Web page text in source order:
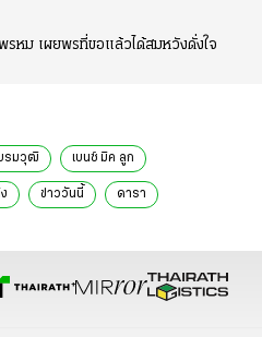
หม เผยพรที่ขอแล้วได้สมหวังดั่งใจ
รมวุฒิ เบนซ์ มิค ลูก
ข่าววันนี้ ดารา